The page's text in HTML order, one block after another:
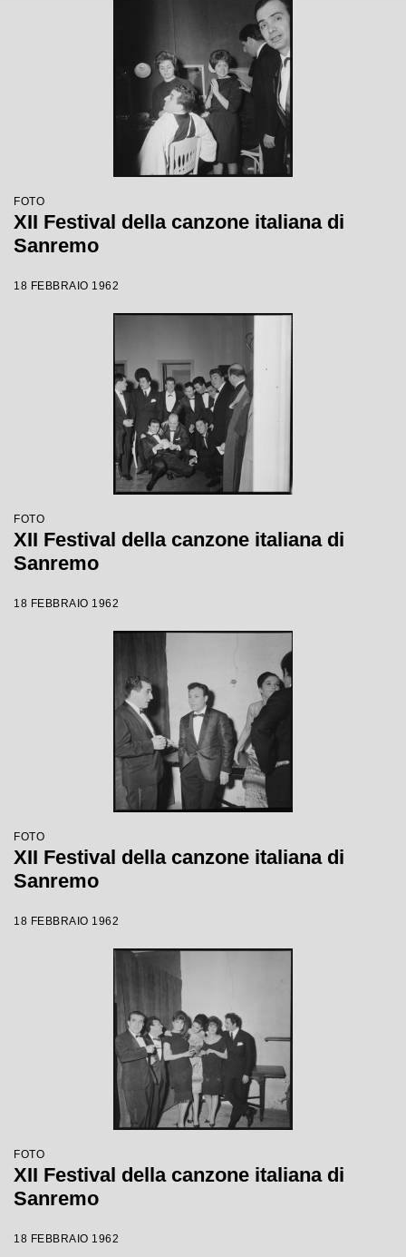
FOTO
XII Festival della canzone italiana di
Sanremo
18 FEBBRAIO 1962
FOTO
XII Festival della canzone italiana di
Sanremo
18 FEBBRAIO 1962
FOTO
XII Festival della canzone italiana di
Sanremo
18 FEBBRAIO 1962
FOTO
XII Festival della canzone italiana di
Sanremo
18 FEBBRAIO 1962